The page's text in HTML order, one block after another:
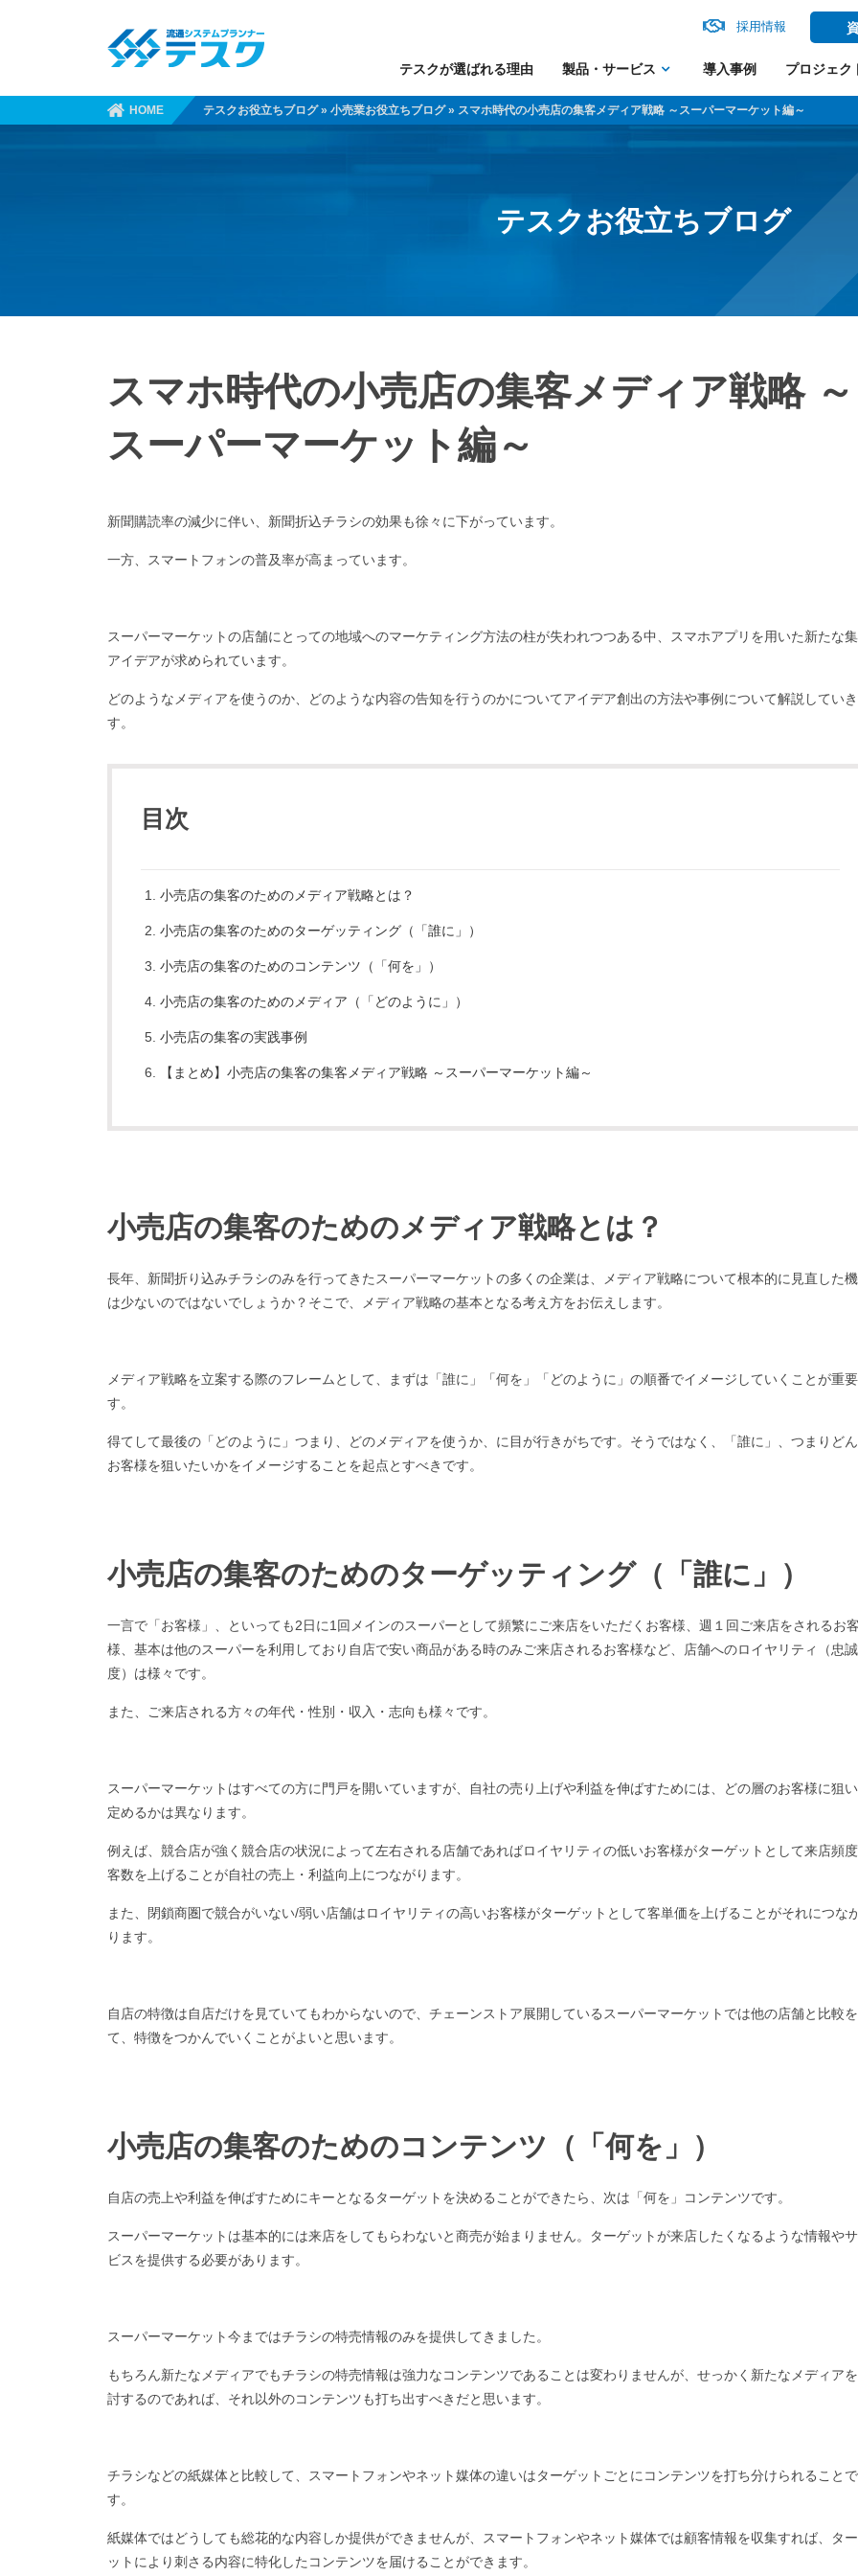
テスクが選ばれる理由 製品・サービス 導入事例 プロジェク
採用情報
HOME テスクお役立ちブログ» 小売業お役立ちブログ» スマホ時代の小売店の集客メディア戦略 ～スーパーマーケット編～
テスクお役立ちブログ
スマホ時代の小売店の集客メディア戦略 ～
スーパーマーケット編～
新聞購読率の減少に伴い、新聞折込チラシの効果も徐々に下がっています。
一方、スマートフォンの普及率が高まっています。
スーパーマーケットの店舗にとっての地域へのマーケティング方法の柱が失われつつある中、スマホアプリを用いた新たな
アイデアが求められています。
どのようなメディアを使うのか、どのような内容の告知を行うのかについてアイデア創出の方法や事例について解説していき
す。
目次
小売店の集客のためのメディア戦略とは？
小売店の集客のためのターゲッティング（「誰に」）
小売店の集客のためのコンテンツ（「何を」）
小売店の集客のためのメディア（「どのように」）
小売店の集客の実践事例
【まとめ】小売店の集客の集客メディア戦略 ～スーパーマーケット編～
小売店の集客のためのメディア戦略とは？
長年、新聞折り込みチラシのみを行ってきたスーパーマーケットの多くの企業は、メディア戦略について根本的に見直した
は少ないのではないでしょうか？そこで、メディア戦略の基本となる考え方をお伝えします。
メディア戦略を立案する際のフレームとして、まずは「誰に」「何を」「どのように」の順番でイメージしていくことが重
す。
得てして最後の「どのように」つまり、どのメディアを使うか、に目が行きがちです。そうではなく、「誰に」、つまりど
お客様を狙いたいかをイメージすることを起点とすべきです。
小売店の集客のためのターゲッティング（「誰に」）
一言で「お客様」、といっても2日に1回メインのスーパーとして頻繁にご来店をいただくお客様、週１回ご来店をされるお客
様、基本は他のスーパーを利用しており自店で安い商品がある時のみご来店されるお客様など、店舗へのロイヤリティ（忠誠
度）は様々です。
また、ご来店される方々の年代・性別・収入・志向も様々です。
スーパーマーケットはすべての方に門戸を開いていますが、自社の売り上げや利益を伸ばすためには、どの層のお客様に狙
定めるかは異なります。
例えば、競合店が強く競合店の状況によって左右される店舗であればロイヤリティの低いお客様がターゲットとして来店頻
客数を上げることが自社の売上・利益向上につながります。
また、閉鎖商圏で競合がいない/弱い店舗はロイヤリティの高いお客様がターゲットとして客単価を上げることがそれにつな
ります。
自店の特徴は自店だけを見ていてもわからないので、チェーンストア展開しているスーパーマーケットでは他の店舗と比較
て、特徴をつかんでいくことがよいと思います。
小売店の集客のためのコンテンツ（「何を」）
自店の売上や利益を伸ばすためにキーとなるターゲットを決めることができたら、次は「何を」コンテンツです。
スーパーマーケットは基本的には来店をしてもらわないと商売が始まりません。ターゲットが来店したくなるような情報や
ビスを提供する必要があります。
スーパーマーケット今まではチラシの特売情報のみを提供してきました。
もちろん新たなメディアでもチラシの特売情報は強力なコンテンツであることは変わりませんが、せっかく新たなメディア
討するのであれば、それ以外のコンテンツも打ち出すべきだと思います。
チラシなどの紙媒体と比較して、スマートフォンやネット媒体の違いはターゲットごとにコンテンツを打ち分けられることで
す。
紙媒体ではどうしても総花的な内容しか提供ができませんが、スマートフォンやネット媒体では顧客情報を収集すれば、タ
ットにより刺さる内容に特化したコンテンツを届けることができます。